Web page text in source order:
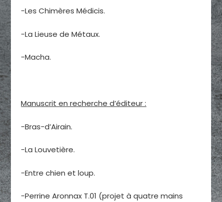
-Les Chimères Médicis.
-La Lieuse de Métaux.
-Macha.
Manuscrit en recherche d’éditeur :
-Bras-d’Airain.
-La Louvetière.
-Entre chien et loup.
-Perrine Aronnax T.01 (projet à quatre mains